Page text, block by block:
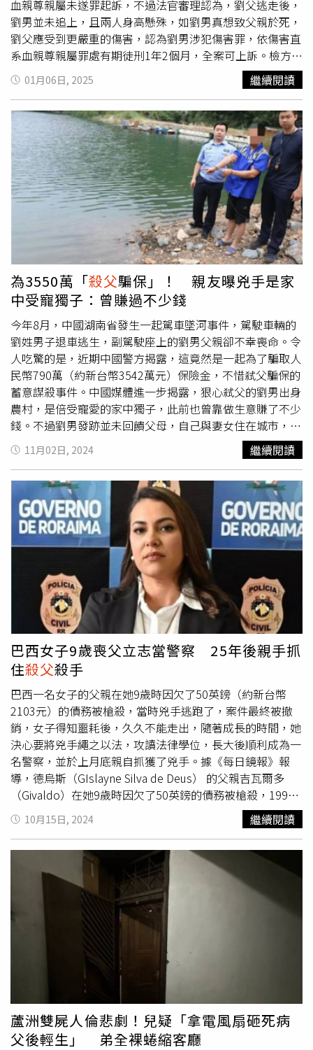
罪，且對社會秩序造成嚴重危害，非予羈押顯難進行追訴，
因此有羈押之必要。
血親尊親屬未遂罪起訴，不過法官審理認為，劉父逃走後，
劉男並未追上，且兩人身高懸殊，如劉男真想致父親於死，
劉父應受到更嚴重的傷害，認為劉男涉犯傷害罪，依傷害直
系血親尊親屬罪處有期徒刑1年2個月，全案可上訴。檢方起
訴指控劉男去年2月涉持刀刺
親，造成父親受傷，6月交
保後，疑似因無處可去，竟無視保護令約束，回梅山鄉老家
與父親同住，更在中秋節9月17日失控，持鐵斧砍殺父親，
還嗆要「砍死你」，劉父受傷跑到鄰居家求助報警才逃過一
劫。檢察官認為劉男犯行惡性重大，對家人危害甚鉅，殺害
父親未遂後絲毫沒有悔意，泯滅人性、有危險性，依殺害直
系血親尊親屬未遂罪起訴，並建議法院從重量刑。劉男否認
傷害父親，辯稱案發前在家附近，被告與幾個陌生人發生口
角，被告有報警，擔心他們來尋仇，就先把鐵斧從倉庫拿到
自己房間，案發當晚聽到異聲，才把鐵斧拿在手上在家中巡
視，到父親房門外直接推開門，當時父親躺在地板上滑手
機，見狀出手和劉男搶鐵斧，最後跑去找鄰居報警。劉男
說，他身高180 公分，父親身高165 公分，如果持鐵斧站著
揮砍，父親不可能閃得掉，他沒有故意殺害或傷害父親的意
思，只是過失誤傷而已。法官今做出判決，認同劉男說法，
指檢察官指被告涉犯殺人未遂罪，法院認為被告僅成立傷害
直系血親尊親屬罪，推翻檢觀點，變更起訴法，並列舉多個
理由。判決指出，劉男早有傷害父親前科，且鐵斧長60公
分，重1.535 公斤，並非短小、具相當重量，客觀上稍有不
慎極易砍、撞成傷，但劉父到大林慈濟醫院急診，右臉2公
分撕裂傷，其餘擦挫傷、骨折傷勢應是和被告爭搶鐵斧過程
碰撞、拉扯、跌倒所致。法官認為，兩人聲稱搶奪鐵斧的拉
扯過程僅數秒，之後劉父放手逃出，劉男並未繼續追上，且
案發之前，父子倆並無任何衝突或爭執，尤其劉男正值壯
年，2人身高差異懸殊，被告如想致人於死，劉父受傷應更
重，且劉父奪門逃出時，劉男快速追擊取其性命不是難事，
但劉男卻沒有，與一般殺人犯行的客觀常態有異。法官認
為，劉男係犯刑法第280 條、第277 條第1 項之傷害直系血
親尊親屬罪，劉男傷害父親後，本應改過，結果又因搶斧頭
造成劉父受傷，且違反保護令，顯見被告守法觀念不佳，惟
斟酌被告坦承大部分客觀事實，爭執主觀犯意，對父親表示
悔意，兼顧日後雙方互動相處、告訴人受傷程度與意見等情
狀，量處有期徒刑1年2月。
01月06日, 2025 繼續閱讀
為3550萬「殺父騙保」！ 親友曝兇手是家
中受寵獨子：曾賺過不少錢
今年8月，中國湖南省發生一起駕車墜河事件，駕駛車輛的
劉姓男子退車逃生，副駕駛座上的劉男父親卻不幸喪命。令
人吃驚的是，近期中國警方揭露，這竟然是一起為了騙取人
民幣790萬（約新台幣3542萬元）保險金，不惜弒父騙保的
蓄意謀殺事件。中國媒體進一步揭露，狠心弒父的劉男出身
農村，是倍受寵愛的家中獨子，此前也曾靠做生意賺了不少
錢。不過劉男發跡並未回饋父母，自己與妻女住在城市，之
後欠了債竟然還把主意打到年邁的父親頭上，讓人不齒。根
據「此前報導」，今年8月，劉姓男子駕駛的車輛在湖南省
安化縣肖家灣落水，劉男提前跳車保住一命，副駕駛座上的
劉父卻不幸喪命。當地警方因為劉男面對父喪消息太過冷靜
生出疑心，事後追查更發現劉男近期才替老父在不同保險公
司購買7份意外險，還積欠超過人民幣100萬元（約新台幣
448萬元）以上的債務，終於揭露了這起「
殺父
騙保」的冷
血弒親案件。事件曝光，引起中國民眾熱議，陸媒《紅星新
聞》派人走訪劉男老家，發現犯下這起弒父案的劉姓男子出
身於湖南安化的農村，當地多以務農、種茶維生，也有不少
年輕人出外務工。記者透過對劉男鄰居、親戚的訪談，拼湊
出一些劉男的生活片段。劉男的親友都表示，劉男是家中獨
子，雖然家境不是十分優越，但劉父仍然十分寵愛他。鄰居
告訴記者：「我看著劉某長大的，穿的吃的，啥樣他爸都買
給他。」劉男表哥也說：「從小我舅舅對他是沒話說，很寵
他，他是家裡的獨生子。」據了解，劉男成年後出外經商，
做過不少生意也賺了不少錢，親友都看到他開著寶馬、林肯
汽車回過老家，看得出「條件不差」。不過賺了錢的劉男並
未回饋父母，親友都表示他很少回到老家，與妻子和3個女
兒一起住在城裡。劉家老宅甚至還是破舊的木製建築，窗格
破損、門牌脫落，在一眾新翻修過的房子中十分顯眼。劉男
雖然曾經商賺了不少錢，但是不曾拿錢修繕父母居住的老
家。（圖／翻攝紅星新聞）親戚指出，劉男父親一個人獨居
在老家，能做飯但走路不太穩，劉母則一個人在外打工，
「快一個月沒回來了」。劉男表哥也說，不明白劉男不肯翻
修老宅的考量是什麼。鄰居表示，劉男長大後回家的次數極
少，對他的事情也沒怎麼聽說。但村裡人一開始都以為劉父
是溺斃，在老家家門口辦的喪事，她也去幫了忙，記得劉男
當時哭得很傷心。鄰居還說，辦完喪事後，劉男就離開了村
子，再過半個月警方來到村裡，從後山挖出了劉父遺體進行
屍檢，才知道這是一起人為製造的謀殺案。劉男表哥也告訴
記者，今年6月劉父在他家吃飯，正好聽見劉男要父親回家
去拿身分證，回想起來那時候就是在買保險。劉男表哥感慨
表示，「誰想得到他能幹出這樣的事情呢？」目前，劉男因
為涉嫌故意殺人、保險詐騙被刑事拘留，且案件仍在進一步
偵辦中。
11月02日, 2024 繼續閱讀
巴西女子9歲喪父立志當警察 25年後親手抓
住殺父殺手
巴西一名女子的父親在她9歲時因欠了50英鎊（約新台幣
2103元）的債務被槍殺，當時兇手逃跑了，案件最終被撤
銷，女子得知噩耗後，久久不能走出，隨著成長的時間，她
決心要將兇手繩之以法，攻讀法律學位，長大後順利成為一
名警察，並於上月底親自抓獲了兇手。據《每日鏡報》報
導，德烏斯（GIslayne Silva de Deus） 的父親吉瓦爾多
（Givaldo）在她9歲時因欠了50英鎊的債務被槍殺，1999
年的一天兇手戈麥斯（Raimundo Gomes）因吉瓦爾多欠他
50英鎊的債務，雙方因而在酒吧發生激烈的爭執，隨後戈麥
斯拿著手槍回來並向吉瓦爾多的頭部開了一槍，戈麥斯隨即
逃跑了，案件最終被撤銷。吉瓦爾多共有5個女兒，德烏斯
是長女，她久久不能走出傷痛，隨著成長她決心將奪取父親
生命的人繩之以法，2007年18歲的她開始就讀法學院，7年
後成為合格的律師，然後在2023年，她通過了民警的公開
考試，在今年早些時候加入時，她提出了一個具體要求，就
是希望自己被分配到兇殺組，她知道自己能在那裡追蹤並逮
捕兇手。在那裡她開始收集有關兇手的下落，並找到了於
2019年簽發的最後一張逮捕令。上週她的團隊終於找到了
兇手的藏身之處，並於25日晚上在農田中將他逮捕。此後，
兇手遭判決確定將送進監獄服刑12年，而該刑期是在他缺席
的情況下被判處。
10月15日, 2024 繼續閱讀
蘆洲雙屍人倫悲劇！兒疑「拿電風扇砸死病
父後輕生」 弟全裸蜷縮客廳